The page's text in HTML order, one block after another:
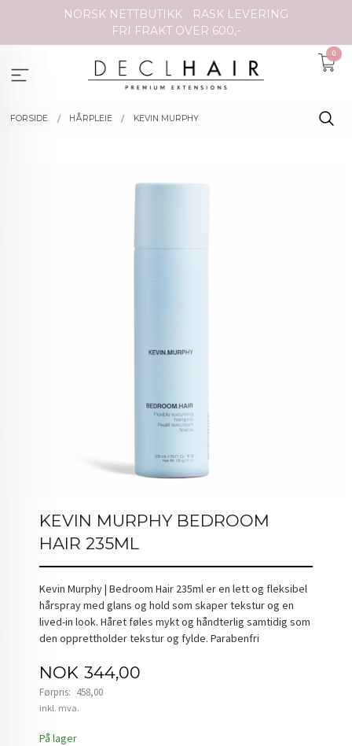
NORSK NETTBUTIKK
RASK LEVERING
FRI FRAKT OVER 600,-
0
FORSIDE HÅRPLEIE KEVIN MURPHY
KEVIN MURPHY BEDROOM
HAIR 235ML
Kevin Murphy | Bedroom Hair 235ml er en lett og fleksibel
hårspray med glans og hold som skaper tekstur og en
lived-in look. Håret føles mykt og håndterlig samtidig som
den opprettholder tekstur og fylde. Parabenfri
Tilbud
NOK 344,00
Førpris: 458,00
Rabatt
inkl. mva.
På lager